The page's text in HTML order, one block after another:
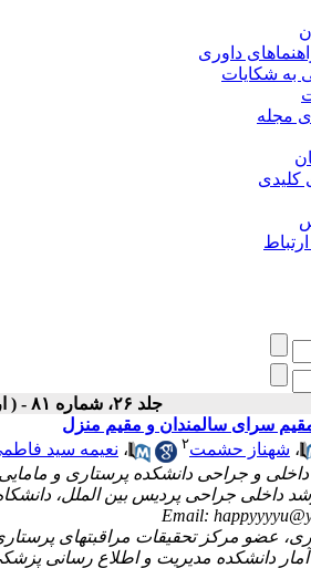
داوری
به شکایات
مجله
کلیدی
جلد ۲۶، شماره ۸۱ - ( اردیبهشت ۱۳۹۲ )
سرای سالمندان و مقیم منزل
، شهناز حشمت۲ ، نعیمه سید
داخلی جراحی پردیس بین الملل،